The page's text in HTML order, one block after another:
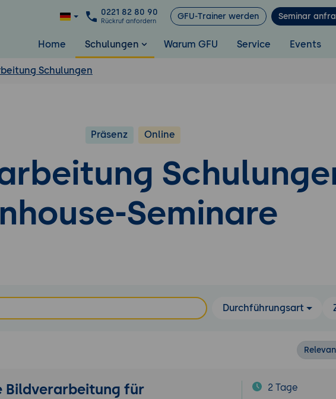
0221 82 80 90
Rückruf anfordern GFU-Trainer werden Seminar
Home Schulungen Warum GFU Service Events
Schulungen
Präsenz Online
Seminare
Durchführungsart
Bildverarbeitung für 2 Tage